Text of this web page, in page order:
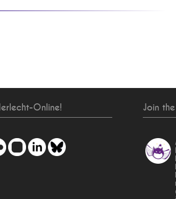
Online! Join